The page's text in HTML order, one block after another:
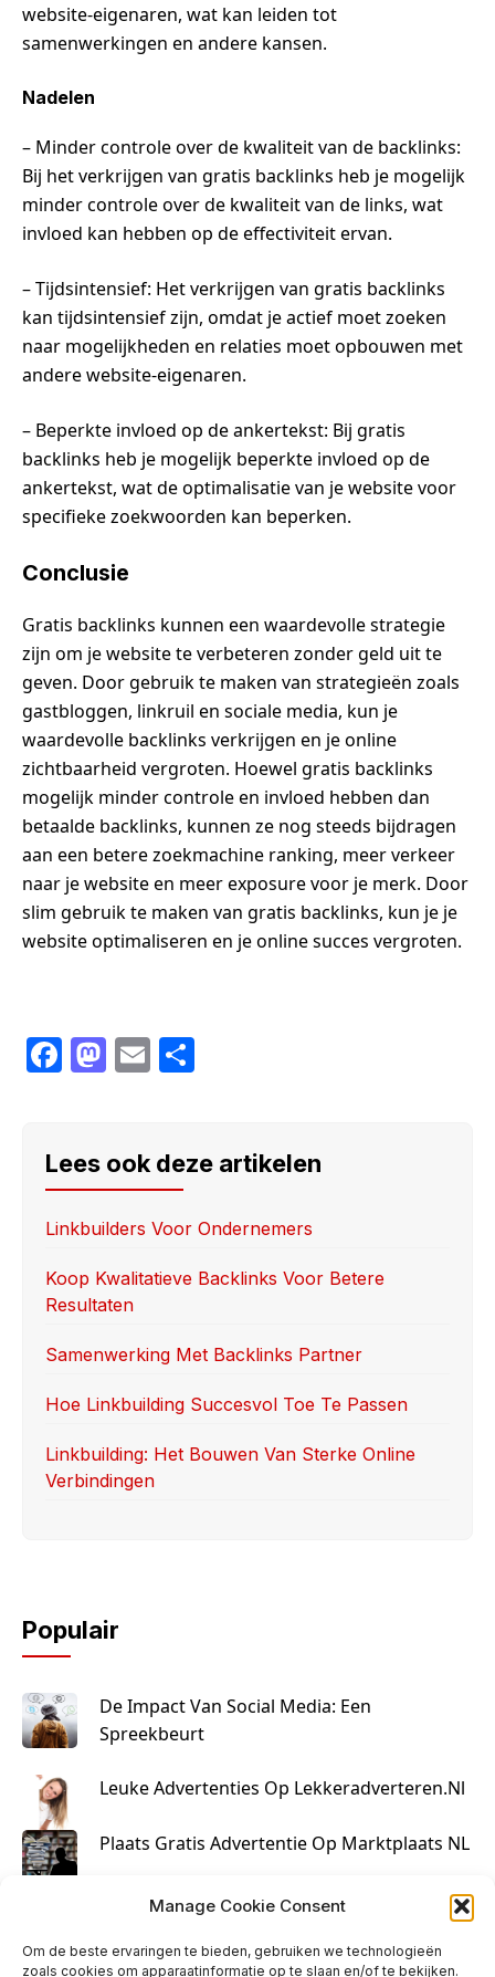
Manage Cookie Consent
Om de beste ervaringen te bieden, gebruiken we technologieën
zoals cookies om apparaatinformatie op te slaan en/of te bekijken.
website-eigenaren, wat kan leiden tot
samenwerkingen en andere kansen.
Nadelen
– Minder controle over de kwaliteit van de backlinks:
Bij het verkrijgen van gratis backlinks heb je mogelijk
minder controle over de kwaliteit van de links, wat
invloed kan hebben op de effectiviteit ervan.
– Tijdsintensief: Het verkrijgen van gratis backlinks
kan tijdsintensief zijn, omdat je actief moet zoeken
naar mogelijkheden en relaties moet opbouwen met
andere website-eigenaren.
– Beperkte invloed op de ankertekst: Bij gratis
backlinks heb je mogelijk beperkte invloed op de
ankertekst, wat de optimalisatie van je website voor
specifieke zoekwoorden kan beperken.
Conclusie
Gratis backlinks kunnen een waardevolle strategie
zijn om je website te verbeteren zonder geld uit te
geven. Door gebruik te maken van strategieën zoals
gastbloggen, linkruil en sociale media, kun je
waardevolle backlinks verkrijgen en je online
zichtbaarheid vergroten. Hoewel gratis backlinks
mogelijk minder controle en invloed hebben dan
betaalde backlinks, kunnen ze nog steeds bijdragen
aan een betere zoekmachine ranking, meer verkeer
naar je website en meer exposure voor je merk. Door
slim gebruik te maken van gratis backlinks, kun je je
website optimaliseren en je online succes vergroten.
F
e
b
o
o
k
M
o
d
o
n
E
e
Lees ook deze artikelen
Linkbuilders Voor Ondernemers
Koop Kwalitatieve Backlinks Voor Betere
Resultaten
Samenwerking Met Backlinks Partner
Hoe Linkbuilding Succesvol Toe Te Passen
Linkbuilding: Het Bouwen Van Sterke Online
Verbindingen
Populair
De Impact Van Social Media: Een
Spreekbeurt
Leuke Advertenties Op Lekkeradverteren.nl
Plaats Gratis Advertentie Op Marktplaats NL
Kruisbestuiving Voor Succesvolle Marketing